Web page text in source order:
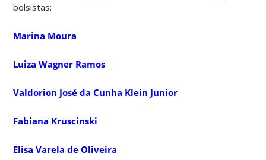
bolsistas:
Marina Moura
Luiza Wagner Ramos
Valdorion José da Cunha Klein Junior
Fabiana Kruscinski
Elisa Varela de Oliveira